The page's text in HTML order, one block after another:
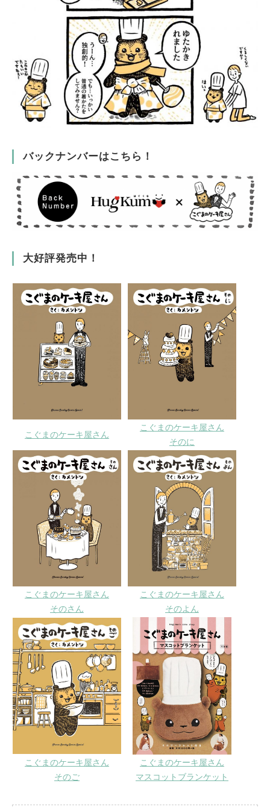
バックナンバーはこちら！
大好評発売中！
こぐまのケーキ屋さん
こぐまのケーキ屋さん
そのに
こぐまのケーキ屋さん
そのさん
こぐまのケーキ屋さん
そのよん
こぐまのケーキ屋さん
そのご
こぐまのケーキ屋さん
マスコットブランケット